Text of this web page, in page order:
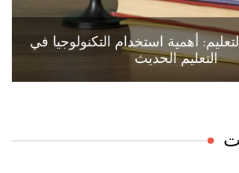
أهمية استخدام التكنولوجيا في
التعليم الحديث